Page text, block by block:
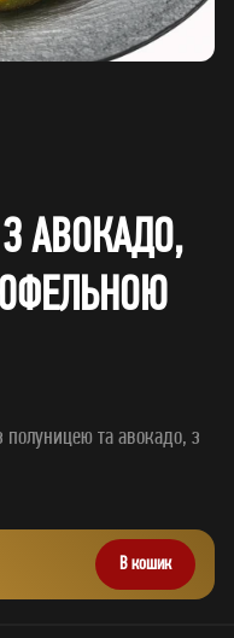
АВОКАДО,
полуницею та авокадо, з
В кошик